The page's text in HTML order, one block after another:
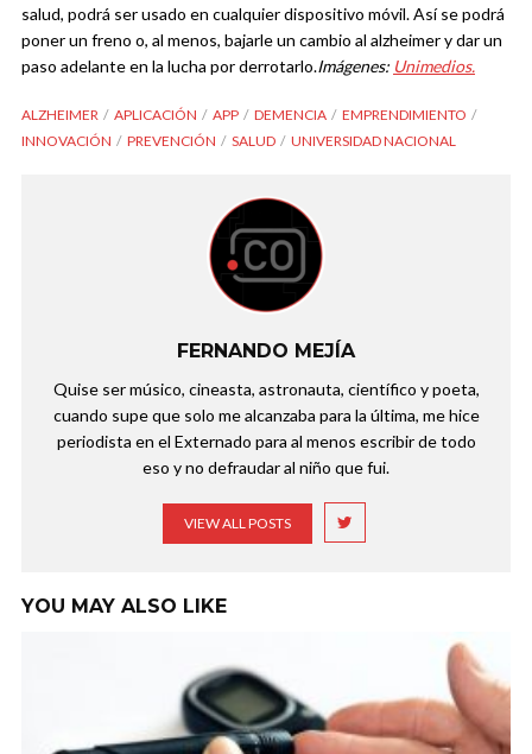
salud, podrá ser usado en cualquier dispositivo móvil. Así se podrá
poner un freno o, al menos, bajarle un cambio al alzheimer y dar un
paso adelante en la lucha por derrotarlo.Imágenes: Unimedios.
ALZHEIMER APLICACIÓN APP DEMENCIA
EMPRENDIMIENTO
INNOVACIÓN
PREVENCIÓN SALUD UNIVERSIDAD NACIONAL
FERNANDO MEJÍA
Quise ser músico, cineasta, astronauta, científico y poeta,
cuando supe que solo me alcanzaba para la última, me hice
periodista en el Externado para al menos escribir de todo
eso y no defraudar al niño que fui.
VIEW ALL POSTS
YOU MAY ALSO LIKE